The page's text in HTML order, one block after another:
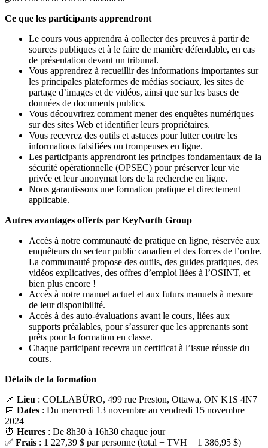
Ce que les participants apprendront
Le cours vous apprendra à collecter des preuves à partir de
sources publiques et à le faire de manière défendable, en cas
de présentation devant un tribunal.
Vous apprendrez à recueillir des informations importantes sur
les principales plateformes de médias sociaux, les sites de
partage d’images et de vidéos, ainsi que sur les bases de
données de documents publics.
Vous découvrirez comment mener des enquêtes numériques
sur des sites Web et identifier leurs propriétaires.
Vous recevrez des outils et astuces pour lutter contre les
informations falsifiées ou trompeuses en ligne.
Les participants apprendront les principes fondamentaux de la
sécurité opérationnelle (OPSEC) pour préserver leur vie
privée et leur anonymat lors de la recherche en ligne.
Nous garantissons une formation pratique et directement
applicable.
Autres avantages offerts par KeyNorth Group
Accès à notre communauté de pratique en ligne, réservée aux
enquêteurs du secteur public canadien et des forces de l’ordre.
La communauté propose des outils, des guides pratiques, des
vidéos explicatives, des offres d’emploi liées à l’OSINT, et
bien plus encore !
Accès à notre manuel actuel et aux futurs manuels à mesure
de leur disponibilité.
Accès à des auto-évaluations avant le cours, liées aux
supports préalables, pour s’assurer que les apprenants sont
prêts pour la formation en classe.
Chaque participant recevra un certificat à l’issue réussie du
cours.
Détails de la formation
📌 Lieu : COLLABÜRO, 499 rue Preston, Ottawa, ON K1S 4N7
📅 Dates : Du mercredi 13 novembre au vendredi 15 novembre
2024
⏰ Heures : De 8h30 à 16h30 chaque jour
✅ Frais : 1 227,39 $ par personne (total + TVH = 1 386,95 $)